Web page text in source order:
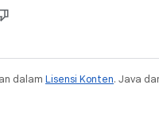
dalam Lisensi Konten. Java